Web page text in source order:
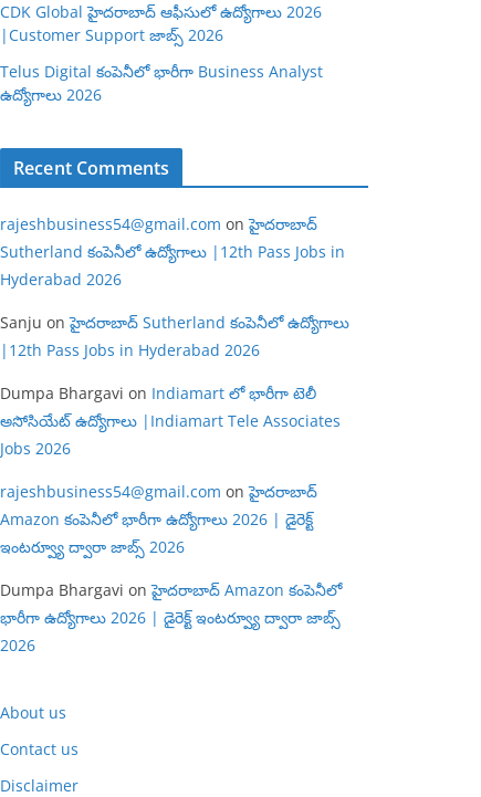
CDK Global హైదరాబాద్ ఆఫీసులో ఉద్యోగాలు 2026
|Customer Support జాబ్స్ 2026
Telus Digital కంపెనీలో భారీగా Business Analyst
ఉద్యోగాలు 2026
Recent Comments
rajeshbusiness54@gmail.com onహైదరాబాద్
Sutherland కంపెనీలో ఉద్యోగాలు |12th Pass Jobs in
Hyderabad 2026
Sanju onహైదరాబాద్ Sutherland కంపెనీలో ఉద్యోగాలు
|12th Pass Jobs in Hyderabad 2026
Dumpa Bhargavi on Indiamart లో భారీగా టెలీ
అసోసియేట్ ఉద్యోగాలు |Indiamart Tele Associates
Jobs 2026
rajeshbusiness54@gmail.com onహైదరాబాద్
Amazon కంపెనీలో భారీగా ఉద్యోగాలు 2026 | డైరెక్ట్
ఇంటర్వ్యూ ద్వారా జాబ్స్ 2026
Dumpa Bhargavi onహైదరాబాద్ Amazon కంపెనీలో
భారీగా ఉద్యోగాలు 2026 | డైరెక్ట్ ఇంటర్వ్యూ ద్వారా జాబ్స్
2026
About us
Contact us
Disclaimer